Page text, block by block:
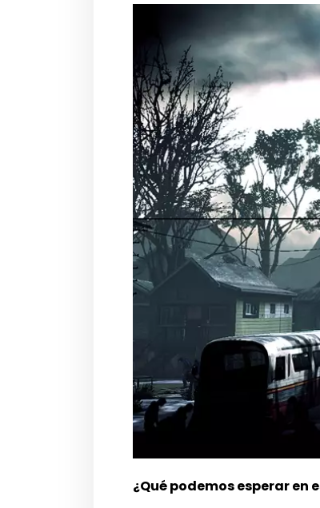
¿Qué podemos esperar en